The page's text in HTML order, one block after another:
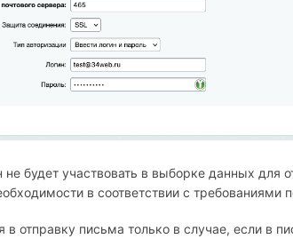
не будет участвовать в выборке данных для
в соответствии с требованиями
в отправку письма только в случае, если в